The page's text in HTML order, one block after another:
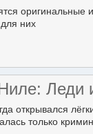
оригинальные
них
Леди
открывался
только